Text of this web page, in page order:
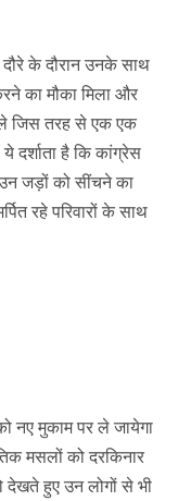
दौरे के दौरान उनके साथ
का मौका मिला और
जिस तरह से एक एक
है कि कांग्रेस
जड़ों को सींचने का
रहे परिवारों के साथ
नए मुकाम पर ले जायेगा
मसलों को दरकिनार
हुए उन लोगों से भी